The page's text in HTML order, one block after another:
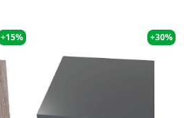
+15% +30%